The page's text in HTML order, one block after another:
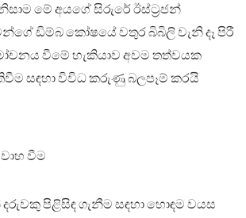
මේ අයගේ සිරුරේ ඊස්ට්‍රජන්
ඩිම්බ කෝෂයේ වතුර බිබිලි වැනි දෑ පිරී
වීමේ හැකියාව අවම තත්වයක
සඳහා විවිධ කරුණු බලපෑම් කරයි
වීම
පිළිසිඳ ගැනීම සඳහා හොඳම වයස